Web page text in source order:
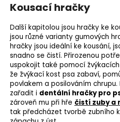
Kousací hračky
Další kapitolou jsou hračky ke
jsou různé varianty gumových
hračky jsou ideální ke kousání,
snadno se čistí. Přirozenou
uspokojit také pomocí
že žvýkací kost psa zabaví,
povlakem a posilováním
zařadit i dentální hračky pro
zároveň mu při hře čistí zuby a
tak předcházet tvorbě zubního